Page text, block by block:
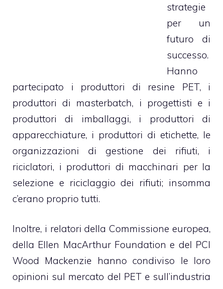
strategie
per un
futuro di
successo.
Hanno
partecipato i produttori di resine PET, i
produttori di masterbatch, i progettisti e i
produttori di imballaggi, i produttori di
apparecchiature, i produttori di etichette, le
organizzazioni di gestione dei rifiuti, i
riciclatori, i produttori di macchinari per la
selezione e riciclaggio dei rifiuti; insomma
c’erano proprio tutti.
Inoltre, i relatori della Commissione europea,
della Ellen MacArthur Foundation e del PCI
Wood Mackenzie hanno condiviso le loro
opinioni sul mercato del PET e sull’industria